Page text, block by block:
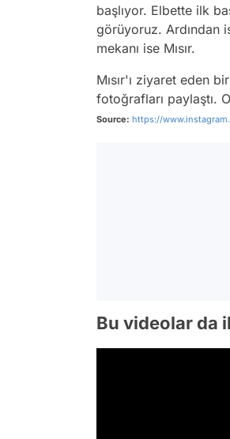
başlıyor. Elbette ilk
görüyoruz. Ardından
mekanı ise Mısır.
Mısır'ı ziyaret eden
fotoğrafları paylaştı.
Source: https://
Bu videolar da